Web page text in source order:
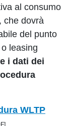
al consumo
che dovrà
del punto
leasing
i dati dei
WLTP